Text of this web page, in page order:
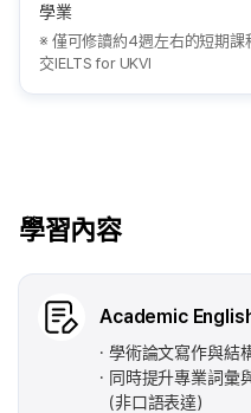
學業
※ 僅可修讀約4週左右的短期課
交IELTS for UKVI
學習內容
Academic
學術論文寫作與結
同時提升專業詞彙
（非口語表達）